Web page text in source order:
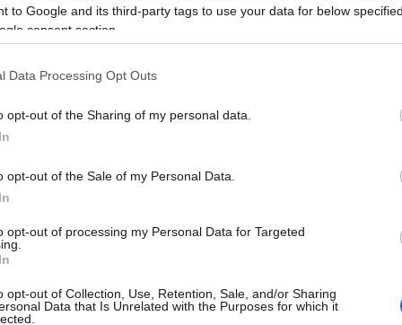
to Google and its third-party tags to use your data for below
consent section.
Data Processing Opt Outs
opt-out of the Sharing of my personal data.
opt-out of the Sale of my Personal Data.
opt-out of processing my Personal Data for Targeted
opt-out of Collection, Use, Retention, Sale, and/or Sharing
Data that Is Unrelated with the Purposes for which it
Színház-beli premierjére: Csehov:
A címszerepben
vendégként tér